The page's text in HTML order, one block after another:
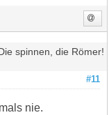
spinnen, die Römer!
#11
nie.